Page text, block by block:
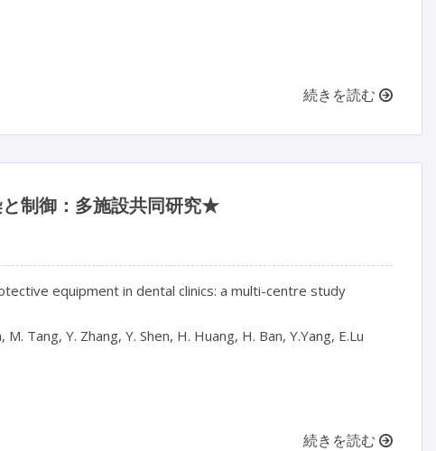
続きを読む
制御：多施設共同研究★
equipment in dental clinics: a multi-centre study
M. Tang, Y. Zhang, Y. Shen, H. Huang, H. Ban, Y.Yang, E.Lu
続きを読む